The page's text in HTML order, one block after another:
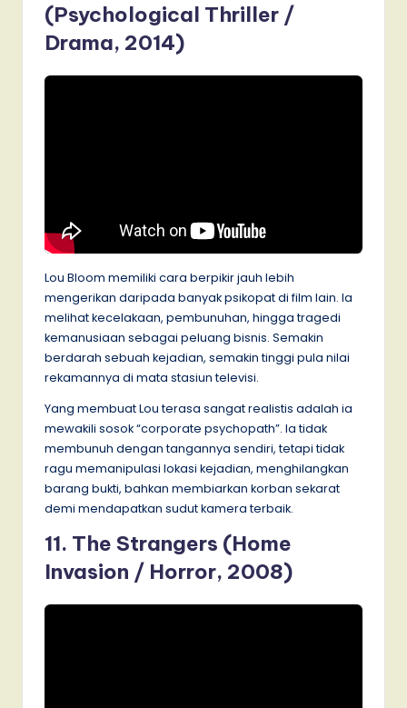
(Psychological Thriller /
Drama, 2014)
Lou Bloom memiliki cara berpikir jauh lebih
mengerikan daripada banyak psikopat di film lain. Ia
melihat kecelakaan, pembunuhan, hingga tragedi
kemanusiaan sebagai peluang bisnis. Semakin
berdarah sebuah kejadian, semakin tinggi pula nilai
rekamannya di mata stasiun televisi.
Yang membuat Lou terasa sangat realistis adalah ia
mewakili sosok “corporate psychopath”. Ia tidak
membunuh dengan tangannya sendiri, tetapi tidak
ragu memanipulasi lokasi kejadian, menghilangkan
barang bukti, bahkan membiarkan korban sekarat
demi mendapatkan sudut kamera terbaik.
11. The Strangers (Home
Invasion / Horror, 2008)